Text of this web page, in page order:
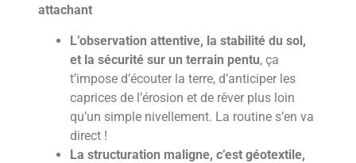
attachant
L’observation attentive, la stabilité du sol,
et la sécurité sur un terrain pentu, ça
t’impose d’écouter la terre, d’anticiper les
caprices de l’érosion et de rêver plus loin
qu’un simple nivellement. La routine s’en va
direct !
La structuration maligne, c’est géotextile,